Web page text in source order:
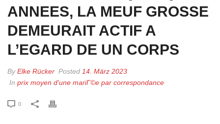
ANNEES, LA MEUF GROSSE
DEMEURAIT ACTIF A
L’EGARD DE UN CORPS
ByElke Rücker Posted 14. März 2023
In prix moyen d'une mariГ©e par correspondance
0